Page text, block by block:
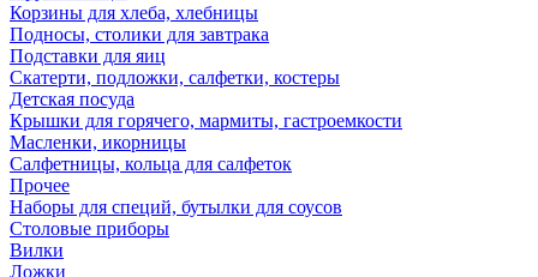
Корзины для хлеба, хлебницы
Подносы, столики для завтрака
Подставки для яиц
Скатерти, подложки, салфетки, костеры
Детская посуда
Крышки для горячего, мармиты, гастроемкости
Масленки, икорницы
Салфетницы, кольца для салфеток
Прочее
Наборы для специй, бутылки для соусов
Столовые приборы
Вилки
Ложки